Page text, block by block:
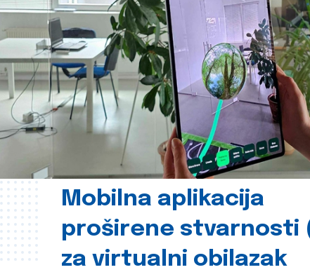
Mobilna aplikacija
proširene stvarnosti
za virtualni obilazak